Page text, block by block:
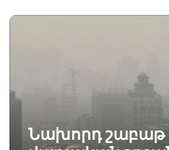
Նախորդ շաբաթ